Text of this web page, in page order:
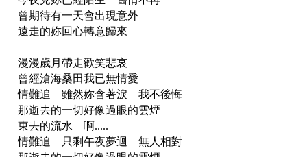
曾期待有一天會出現意外
遠走的妳回心轉意歸來
漫漫歲月帶走歡笑悲哀
曾經滄海桑田我已無情愛
情難追 雖然妳含著淚 我不後悔
那逝去的一切好像過眼的雲煙
東去的流水 啊.....
情難追 只剩午夜夢迴 無人相對